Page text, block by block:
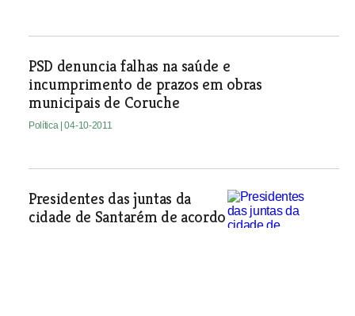
PSD denuncia falhas na saúde e
incumprimento de prazos em obras
municipais de Coruche
Política | 04-10-2011
Presidentes das juntas da
cidade de Santarém de acordo